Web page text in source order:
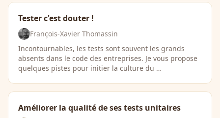
Tester c'est douter !
François-Xavier Thomassin
Incontournables, les tests sont souvent les grands
absents dans le code des entreprises. Je vous propose
quelques pistes pour initier la culture du …
Améliorer la qualité de ses tests unitaires